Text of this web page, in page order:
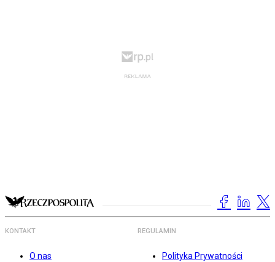
KONTAKT
O nas
REGULAMIN
Polityka Prywatności